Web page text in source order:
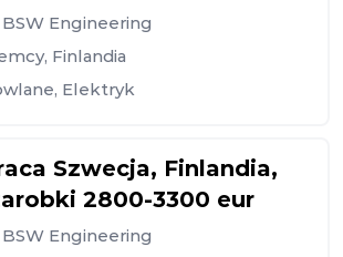
Engineering
, Finlandia
, Elektryk
Szwecja, Finlandia,
2800-3300 eur
Engineering